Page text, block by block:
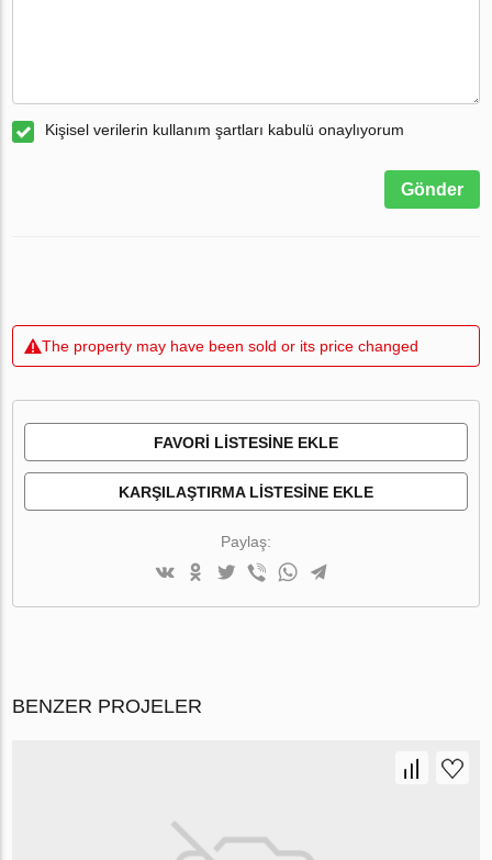
Kişisel verilerin kullanım şartları kabulü onaylıyorum
Gönder
The property may have been sold or its price changed
FAVORI LISTESINE EKLE
KARŞILAŞTIRMA LISTESINE EKLE
Paylaş:
BENZER PROJELER